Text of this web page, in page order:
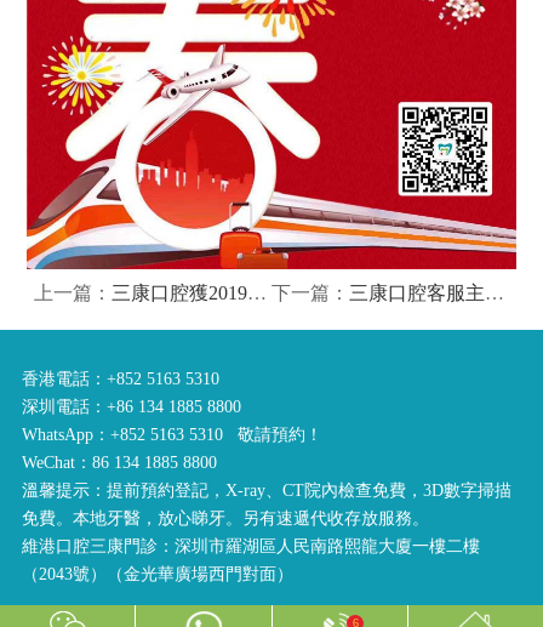
上一篇： 三康口腔獲2019年度深圳市百姓信賴牙科評選活動前3名 下一篇： 三康口腔客服主管2020新年訪談錄
香港電話：+852 5163 5310
深圳電話：+86 134 1885 8800
WhatsApp：+852 5163 5310 敬請預約！
WeChat：86 134 1885 8800
溫馨提示：提前預約登記，X-ray、CT院內檢查免費，3D數字掃描
免費。本地牙醫，放心睇牙。另有速遞代收存放服務。
維港口腔三康門診：深圳市羅湖區人民南路熙龍大廈一樓二樓
（2043號）（金光華廣場西門對面）
6